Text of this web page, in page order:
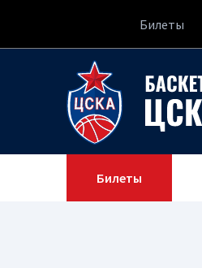
Билеты
Билеты